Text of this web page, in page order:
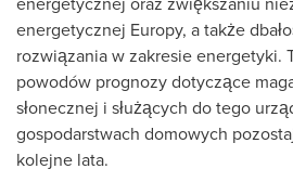
energetycznej Europy, a także
rozwiązania w zakresie energetyki.
powodów prognozy dotyczące
słonecznej i służących do tego
gospodarstwach domowych
kolejne lata.